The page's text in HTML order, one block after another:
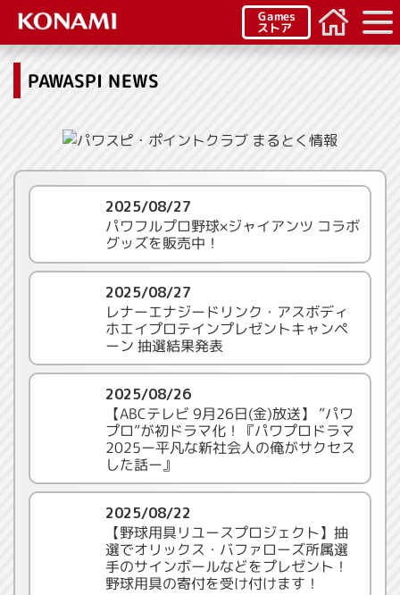
Games
ストア
PAWASPI NEWS
2025/08/27
パワフルプロ野球×ジャイアンツ コラボ
グッズを販売中！
2025/08/27
レナーエナジードリンク・アスボディ
ホエイプロテインプレゼントキャンペ
ーン 抽選結果発表
2025/08/26
【ABCテレビ 9月26日(金)放送】 ”パワ
プロ”が初ドラマ化！『パワプロドラマ
2025ー平凡な新社会人の俺がサクセス
した話ー』
2025/08/22
【野球用具リユースプロジェクト】抽
選でオリックス・バファローズ所属選
手のサインボールなどをプレゼント！
野球用具の寄付を受け付けます！